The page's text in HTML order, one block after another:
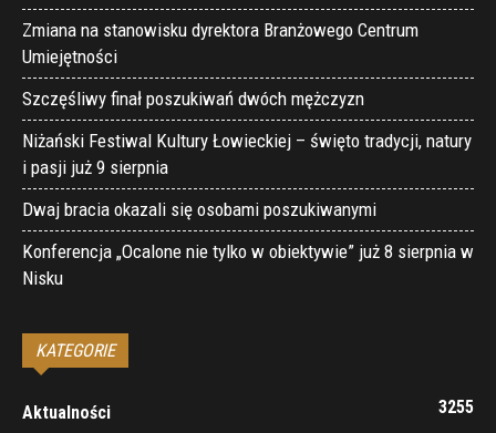
Zmiana na stanowisku dyrektora Branżowego Centrum
Umiejętności
Szczęśliwy finał poszukiwań dwóch mężczyzn
Niżański Festiwal Kultury Łowieckiej – święto tradycji, natury
i pasji już 9 sierpnia
Dwaj bracia okazali się osobami poszukiwanymi
Konferencja „Ocalone nie tylko w obiektywie” już 8 sierpnia w
Nisku
KATEGORIE
Aktualności
3255